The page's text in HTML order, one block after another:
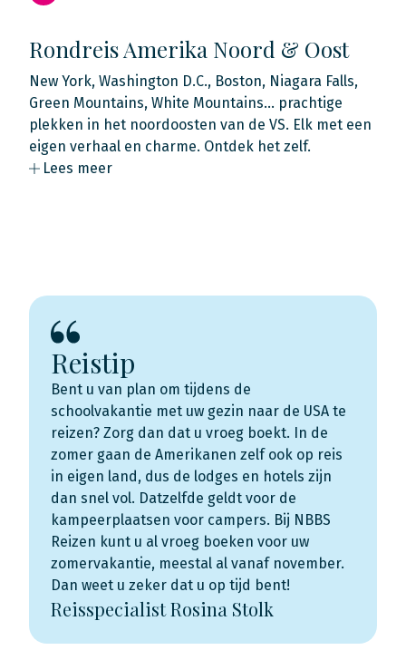
Rondreis Amerika Noord & Oost
New York, Washington D.C., Boston, Niagara Falls,
Green Mountains, White Mountains… prachtige
plekken in het noordoosten van de VS. Elk met een
eigen verhaal en charme. Ontdek het zelf.
Lees meer
Reistip
Bent u van plan om tijdens de
schoolvakantie met uw gezin naar de USA te
reizen? Zorg dan dat u vroeg boekt. In de
zomer gaan de Amerikanen zelf ook op reis
in eigen land, dus de lodges en hotels zijn
dan snel vol. Datzelfde geldt voor de
kampeerplaatsen voor campers. Bij NBBS
Reizen kunt u al vroeg boeken voor uw
zomervakantie, meestal al vanaf november.
Dan weet u zeker dat u op tijd bent!
Reisspecialist Rosina Stolk